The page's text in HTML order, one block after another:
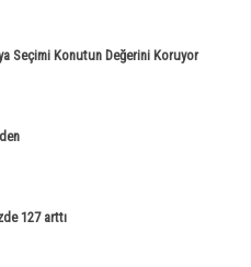
Seçimi Konutun Değerini Koruyor
127 arttı